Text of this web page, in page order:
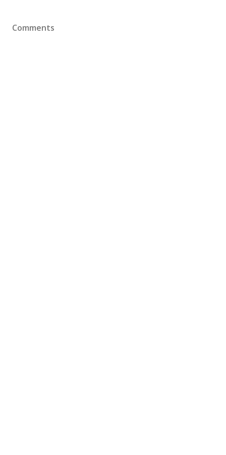
Comments